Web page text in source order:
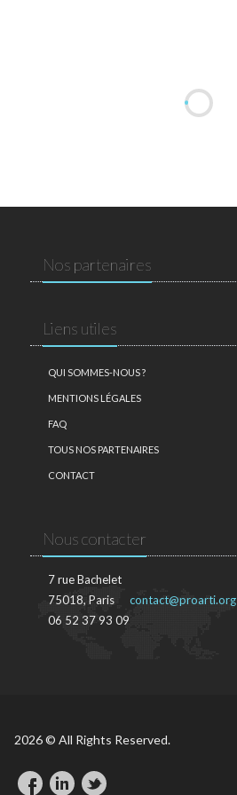
Nos partenaires
Liens utiles
QUI SOMMES-NOUS ?
MENTIONS LÉGALES
FAQ
TOUS NOS PARTENAIRES
CONTACT
Nous contacter
7 rue Bachelet
75018, Paris
06 52 37 93 09
contact@proarti.org
2026 © All Rights Reserved.